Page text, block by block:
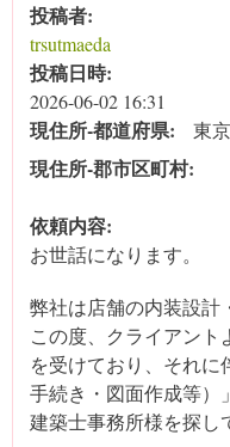
投稿者:
trsutmaeda
投稿日時:
2026-06-02 16:31
現住所‐都道府県: 東
現住所‐郡市区町村:
依頼内容:
お世話になります。
弊社は店舗の内装設計
この度、クライアン
を受けており、それ
手続き・図面作成等）
建築士事務所様を探し